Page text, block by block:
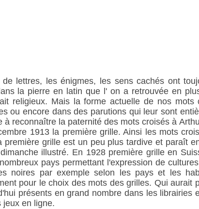
de lettres, les énigmes, les sens cachés ont
la pierre en latin que l' on a retrouvée en
religieux. Mais la forme actuelle de nos
ou encore dans des parutions qui leur sont
à reconnaître la paternité des mots croisés à
1913 la première grille. Ainsi les mots
première grille est un peu plus tardive et paraît
illustré. En 1928 première grille en
pays permettant l'expression de
noires par exemple selon les pays et les
pour le choix des mots des grilles. Qui
présents en grand nombre dans les
jeux en ligne.